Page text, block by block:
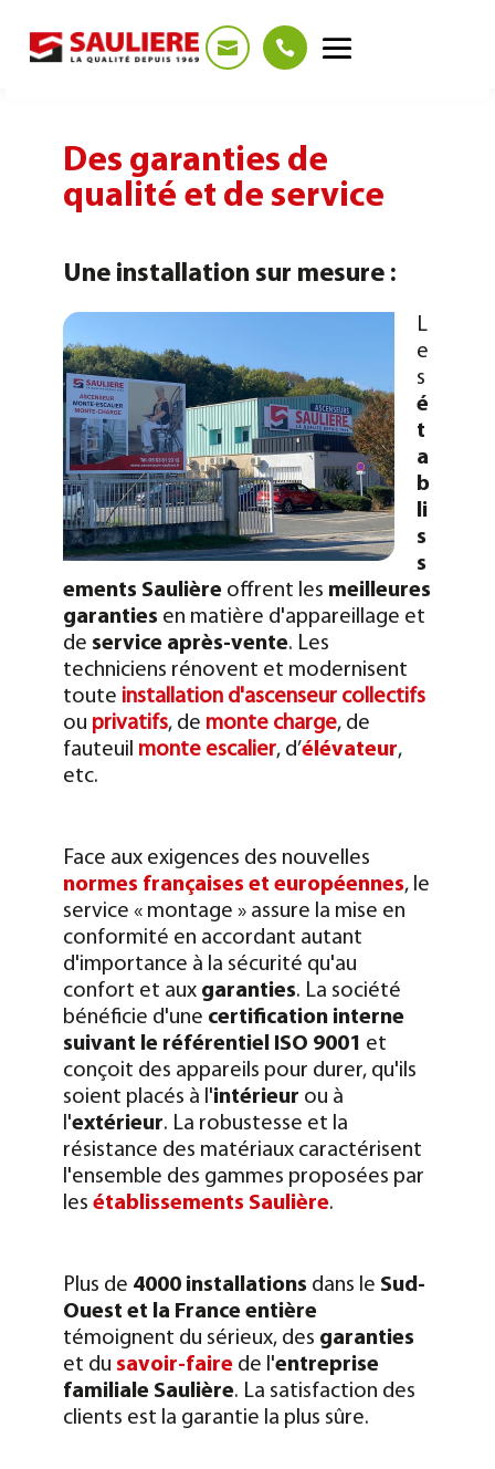
Des garanties de
qualité et de service
Une installation sur mesure :
L
e
s
é
t
a
b
li
s
s
ements Saulièreoffrent les meilleures
garanties en matière d'appareillage et
de service après-vente. Les
techniciens rénovent et modernisent
toute installation d'ascenseur collectifs
ou privatifs, de monte charge, de
fauteuil monte escalier, d’élévateur,
etc.
Face aux exigences des nouvelles
normes françaises et européennes, le
service « montage » assure la mise en
conformité en accordant autant
d'importance à la sécurité qu'au
confort et aux garanties. La société
bénéficie d'une certification interne
suivant le référentiel ISO 9001 et
conçoit des appareils pour durer, qu'ils
soient placés à l'intérieur ou à
l'extérieur. La robustesse et la
résistance des matériaux caractérisent
l'ensemble des gammes proposées par
les établissements Saulière.
Plus de 4000 installations dans le Sud-
Ouest et la France entière
témoignent du sérieux, des garanties
et du savoir-fairede l'entreprise
familiale Saulière. La satisfaction des
clients est la garantie la plus sûre.